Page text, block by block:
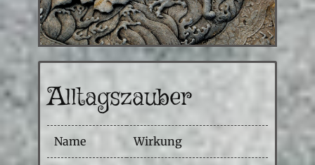
Alltagszauber
Name Wirkung